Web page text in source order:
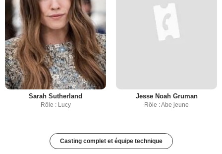
Sarah Sutherland
Rôle : Lucy
Jesse Noah Gruman
Rôle : Abe jeune
Casting complet et équipe technique